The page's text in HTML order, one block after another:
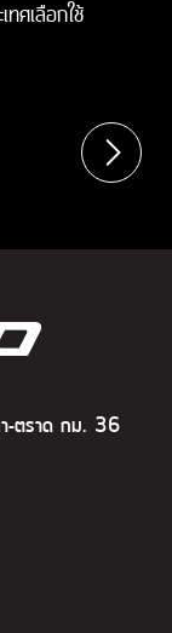
ศเลือกใช้
-ตราด กม. 36